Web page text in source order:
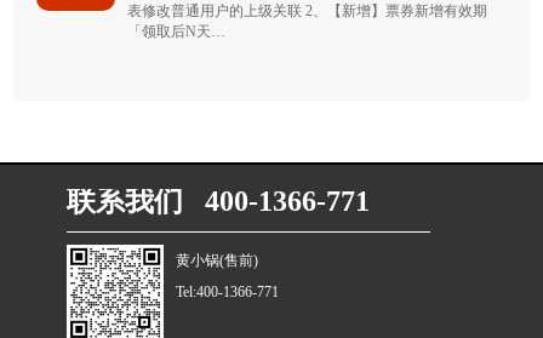
表修改普通用户的上级关联 2、【新增】票券新增有效期
「领取后N天…
联系我们 400-1366-771
黄小锅(售前)
Tel:400-1366-771